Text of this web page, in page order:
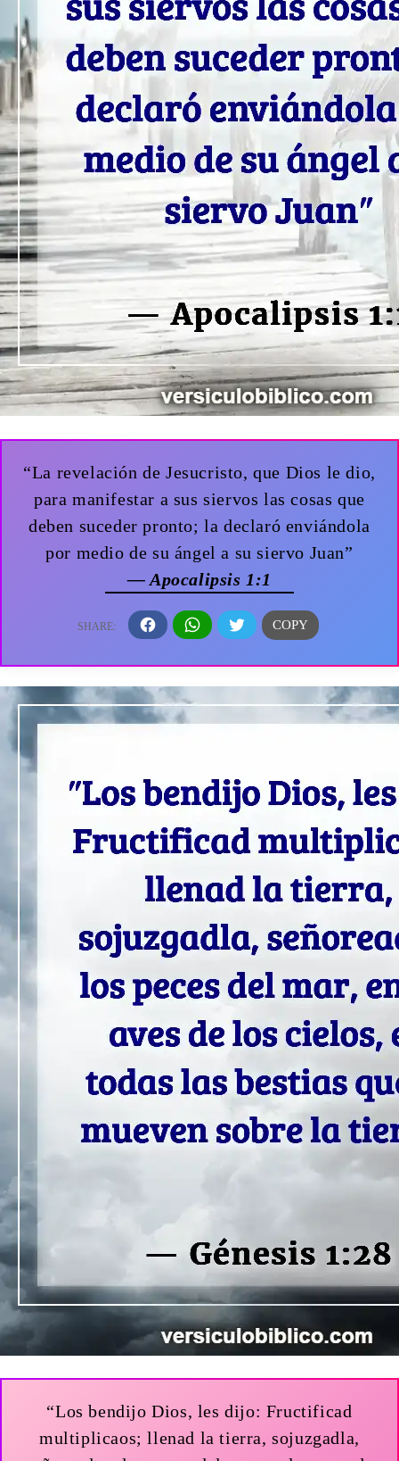
“La revelación de Jesucristo, que Dios le dio,
para manifestar a sus siervos las cosas que
deben suceder pronto; la declaró enviándola
por medio de su ángel a su siervo Juan”
— Apocalipsis 1:1
“Los bendijo Dios, les dijo: Fructificad
multiplicaos; llenad la tierra, sojuzgadla,